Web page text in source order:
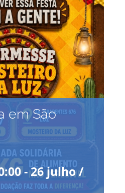
em São
-26 julho /